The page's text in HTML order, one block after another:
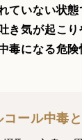
ていない状
き気が起こり
毒になる危
ール中毒